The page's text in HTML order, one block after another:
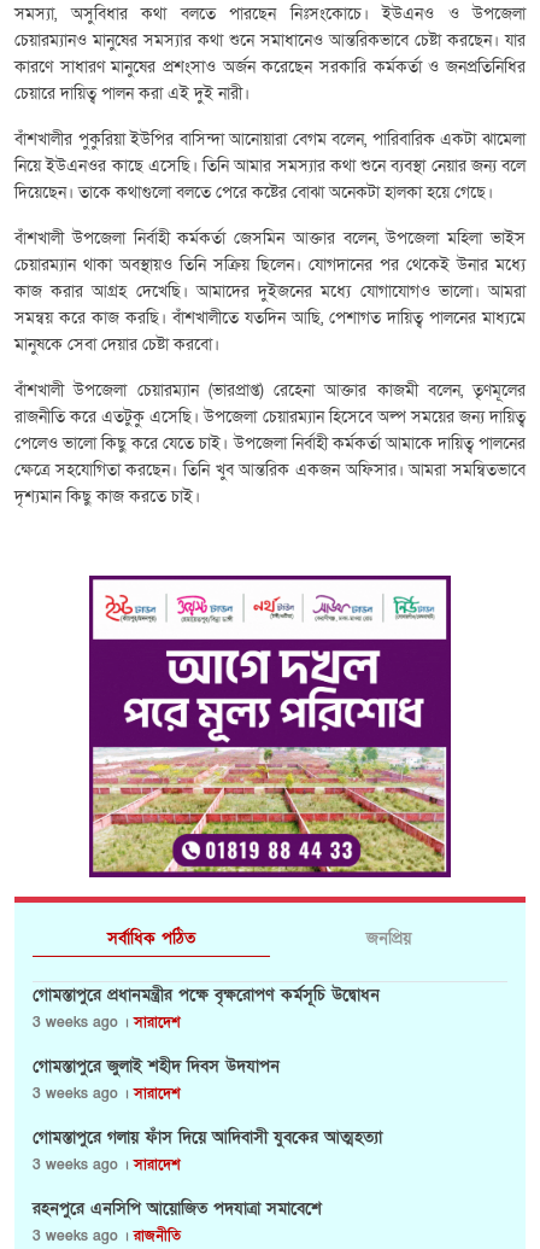
সমস্যা, অসুবিধার কথা বলতে পারছেন নিঃসংকোচে। ইউএনও ও উপজেলা
চেয়ারম্যানও মানুষের সমস্যার কথা শুনে সমাধানেও আন্তরিকভাবে চেষ্টা করছেন। যার
কারণে সাধারণ মানুষের প্রশংসাও অর্জন করেছেন সরকারি কর্মকর্তা ও জনপ্রতিনিধির
চেয়ারে দায়িত্ব পালন করা এই দুই নারী।
বাঁশখালীর পুকুরিয়া ইউপির বাসিন্দা আনোয়ারা বেগম বলেন, পারিবারিক একটা ঝামেলা
নিয়ে ইউএনওর কাছে এসেছি। তিনি আমার সমস্যার কথা শুনে ব্যবস্থা নেয়ার জন্য বলে
দিয়েছেন। তাকে কথাগুলো বলতে পেরে কষ্টের বোঝা অনেকটা হালকা হয়ে গেছে।
বাঁশখালী উপজেলা নির্বাহী কর্মকর্তা জেসমিন আক্তার বলেন, উপজেলা মহিলা ভাইস
চেয়ারম্যান থাকা অবস্থায়ও তিনি সক্রিয় ছিলেন। যোগদানের পর থেকেই উনার মধ্যে
কাজ করার আগ্রহ দেখেছি। আমাদের দুইজনের মধ্যে যোগাযোগও ভালো। আমরা
সমন্বয় করে কাজ করছি। বাঁশখালীতে যতদিন আছি, পেশাগত দায়িত্ব পালনের মাধ্যমে
মানুষকে সেবা দেয়ার চেষ্টা করবো।
বাঁশখালী উপজেলা চেয়ারম্যান (ভারপ্রাপ্ত) রেহেনা আক্তার কাজমী বলেন, তৃণমূলের
রাজনীতি করে এতটুকু এসেছি। উপজেলা চেয়ারম্যান হিসেবে অল্প সময়ের জন্য দায়িত্ব
পেলেও ভালো কিছু করে যেতে চাই। উপজেলা নির্বাহী কর্মকর্তা আমাকে দায়িত্ব পালনের
ক্ষেত্রে সহযোগিতা করছেন। তিনি খুব আন্তরিক একজন অফিসার। আমরা সমন্বিতভাবে
দৃশ্যমান কিছু কাজ করতে চাই।
সর্বাধিক পঠিত জনপ্রিয়
গোমস্তাপুরে প্রধানমন্ত্রীর পক্ষে বৃক্ষরোপণ কর্মসূচি উদ্বোধন
3 weeks ago ।সারাদেশ
গোমস্তাপুরে জুলাই শহীদ দিবস উদযাপন
3 weeks ago ।সারাদেশ
গোমস্তাপুরে গলায় ফাঁস দিয়ে আদিবাসী যুবকের আত্মহত্যা
3 weeks ago ।সারাদেশ
রহনপুরে এনসিপি আয়োজিত পদযাত্রা সমাবেশে
3 weeks ago ।রাজনীতি